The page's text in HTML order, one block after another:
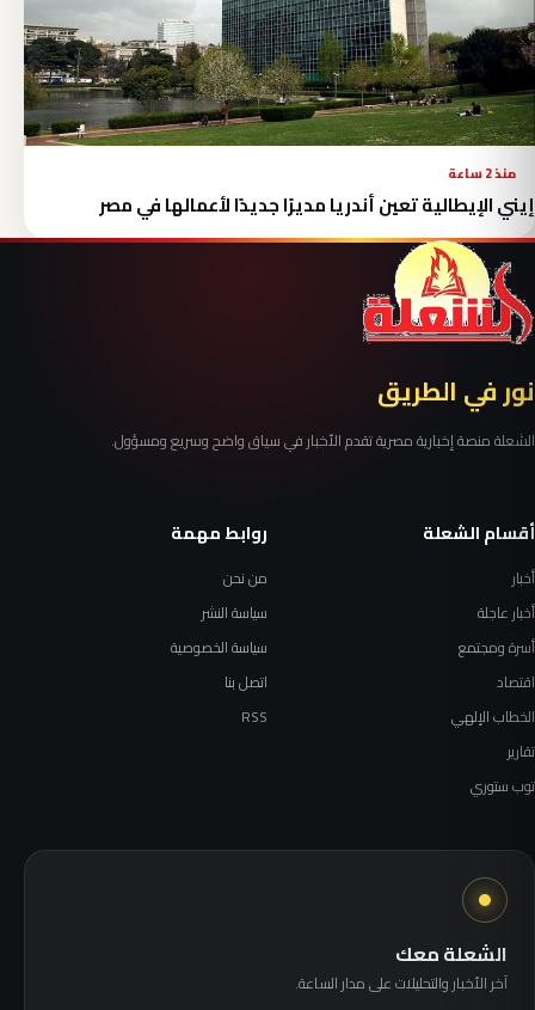
منذ 2 ساعة
إيني الإيطالية تعين أندريا مديرًا جديدًا لأعمالها في مصر
نور في الطريق
الشعلة منصة إخبارية مصرية تقدم الأخبار في سياق واضح وسريع ومسؤول.
أقسام الشعلة
أخبار
أخبار عاجلة
أسرة ومجتمع
اقتصاد
الخطاب الإلهي
تقارير
توب ستوري
روابط مهمة
من نحن
سياسة النشر
سياسة الخصوصية
اتصل بنا
RSS
الشعلة معك
آخر الأخبار والتحليلات على مدار الساعة.